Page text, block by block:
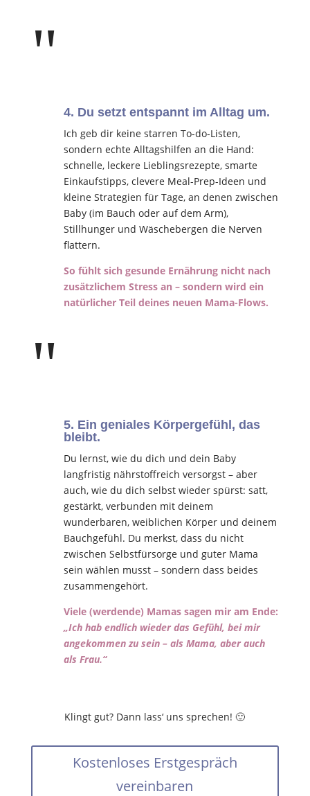
"
4. Du setzt entspannt im Alltag um.
Ich geb dir keine starren To-do-Listen,
sondern echte Alltagshilfen an die Hand:
schnelle, leckere Lieblingsrezepte, smarte
Einkaufstipps, clevere Meal-Prep-Ideen und
kleine Strategien für Tage, an denen zwischen
Baby (im Bauch oder auf dem Arm),
Stillhunger und Wäschebergen die Nerven
flattern.
So fühlt sich gesunde Ernährung nicht nach
zusätzlichem Stress an – sondern wird ein
natürlicher Teil deines neuen Mama-Flows.
"
5. Ein geniales Körpergefühl, das
bleibt.
Du lernst, wie du dich und dein Baby
langfristig nährstoffreich versorgst – aber
auch, wie du dich selbst wieder spürst: satt,
gestärkt, verbunden mit deinem
wunderbaren, weiblichen Körper und deinem
Bauchgefühl. Du merkst, dass du nicht
zwischen Selbstfürsorge und guter Mama
sein wählen musst – sondern dass beides
zusammengehört.
Viele (werdende) Mamas sagen mir am Ende:
„Ich hab endlich wieder das Gefühl, bei mir
angekommen zu sein – als Mama, aber auch
als Frau.“
Klingt gut? Dann lass‘ uns sprechen! 🙂
Kostenloses Erstgespräch
vereinbaren